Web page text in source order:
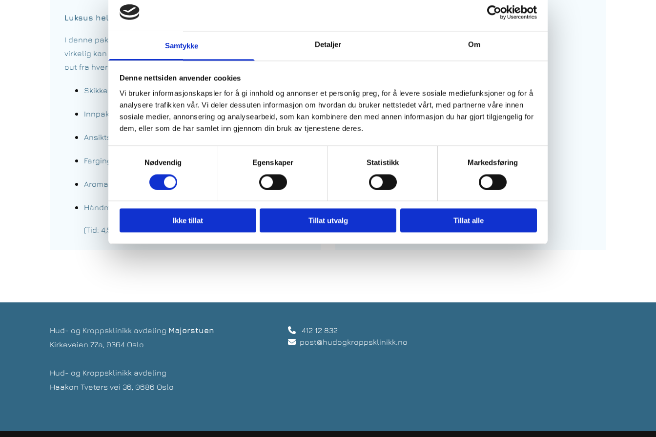
Samtykke Detaljer Om
Denne nettsiden anvender cookies
Vi bruker informasjonskapsler for å gi innhold og annonser et personlig preg, for å levere sosiale mediefunksjoner og for å
analysere trafikken vår. Vi deler dessuten informasjon om hvordan du bruker nettstedet vårt, med partnerne våre innen
sosiale medier, annonsering og analysearbeid, som kan kombinere den med annen informasjon du har gjort tilgjengelig for
dem, eller som de har samlet inn gjennom din bruk av tjenestene deres.
Nødvendig
Egenskaper Statistikk Markedsføring
Ikke tillat Tillat utvalg Tillat alle
Luksus heldags-pakke
I denne pakken setter vi hele din kropp og sjel i fokus, slik at du
virkelig kan koble helt av og få en uforglemmelig og herlig tim-
out fra hverdagen!I denne fantastiske pakken tilbyr vi:
Skikkelig kroppspeeling
Innpakning etter eget ønske
Ansiktsbehandling m/ massasje
Farging av bryn/vipper og napping/voksing av bryn-
Aromamassasje for hele kropp m/ fotmassasje
Håndmaske m/ håndmassasje
(Tid: 4,5 t. Pris: 6799,-)
Kroppspeeling
Ansiktsbehandling m/massasje
Hud- og Kroppsklinikk avdeling Majorstuen
Kirkeveien 77a, 0364 Oslo
Hud- og Kroppsklinikk avdeling
Haakon Tveters vei 36, 0686 Oslo
 412 12 832
 post@hudogkroppsklinikk.no